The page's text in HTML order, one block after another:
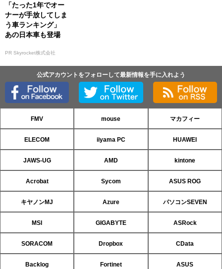
「たった1年でオー
ナーが手放してしま
う車ランキング」
あの日本車も登場
PR Skyrocket株式会社
公式アカウントをフォローして最新情報を手に入れよう
FMV mouse マカフィー
ELECOM iiyama PC HUAWEI
JAWS-UG AMD kintone
Acrobat Sycom ASUS ROG
キヤノンMJ Azure パソコンSEVEN
MSI GIGABYTE ASRock
SORACOM Dropbox CData
Backlog Fortinet ASUS